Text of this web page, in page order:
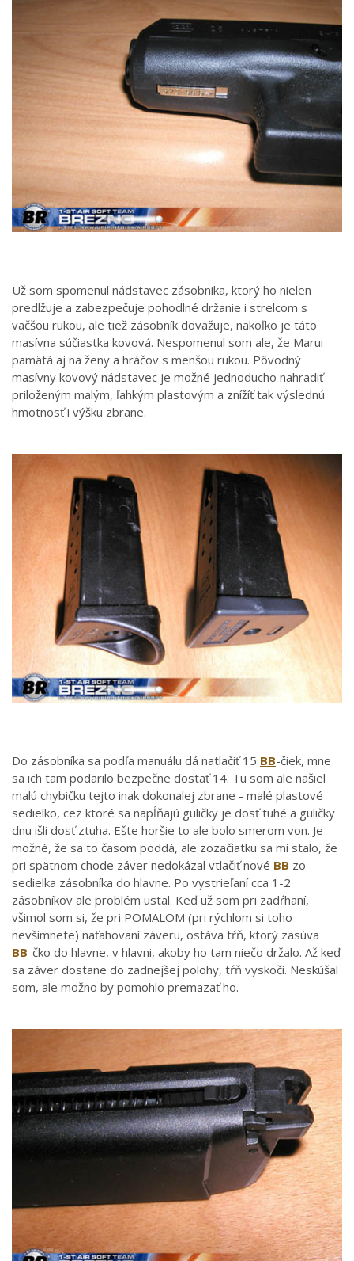
Už som spomenul nádstavec zásobnika, ktorý ho nielen
predlžuje a zabezpečuje pohodlné držanie i strelcom s
väčšou rukou, ale tiež zásobník dovažuje, nakoľko je táto
masívna súčiastka kovová. Nespomenul som ale, že Marui
pamätá aj na ženy a hráčov s menšou rukou. Pôvodný
masívny kovový nádstavec je možné jednoducho nahradiť
priloženým malým, ľahkým plastovým a znížíť tak výslednú
hmotnosť i výšku zbrane.
Do zásobníka sa podľa manuálu dá natlačiť 15 BB-čiek, mne
sa ich tam podarilo bezpečne dostať 14. Tu som ale našiel
malú chybičku tejto inak dokonalej zbrane - malé plastové
sedielko, cez ktoré sa napĺňajú guličky je dosť tuhé a guličky
dnu išli dosť ztuha. Ešte horšie to ale bolo smerom von. Je
možné, že sa to časom poddá, ale zozačiatku sa mi stalo, že
pri spätnom chode záver nedokázal vtlačiť nové BB zo
sedielka zásobníka do hlavne. Po vystrieľaní cca 1-2
zásobníkov ale problém ustal. Keď už som pri zadŕhaní,
všimol som si, že pri POMALOM (pri rýchlom si toho
nevšimnete) naťahovaní záveru, ostáva tŕň, ktorý zasúva
BB-čko do hlavne, v hlavni, akoby ho tam niečo držalo. Až keď
sa záver dostane do zadnejšej polohy, tŕň vyskočí. Neskúšal
som, ale možno by pomohlo premazať ho.